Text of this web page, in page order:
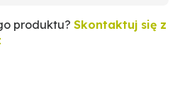
produktu? Skontaktuj się z